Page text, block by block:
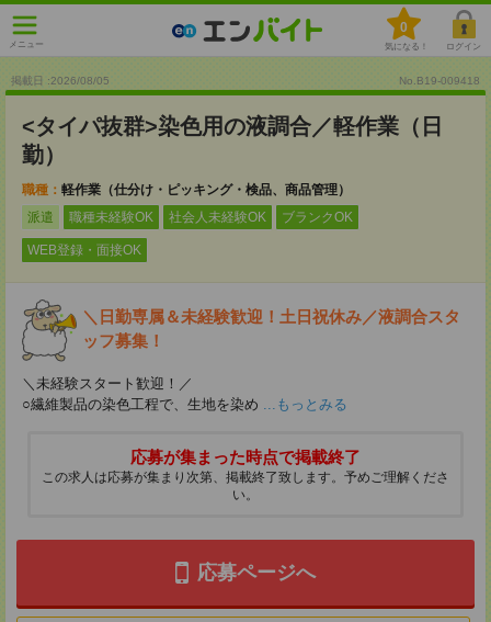
メニュー
0
気になる！ ログイン
掲載日 :2026/08/05 No.B19-009418
<タイパ抜群>染色用の液調合／軽作業（日
勤）
職種： 軽作業（仕分け・ピッキング・検品、商品管理）
派遣
職種未経験OK 社会人未経験OK ブランクOK
WEB登録・面接OK
＼日勤専属＆未経験歓迎！土日祝休み／液調合スタ
ッフ募集！
＼未経験スタート歓迎！／
○繊維製品の染色工程で、生地を染め ...もっとみる
応募が集まった時点で掲載終了
この求人は応募が集まり次第、掲載終了致します。予めご理解くださ
い。
応募ページへ